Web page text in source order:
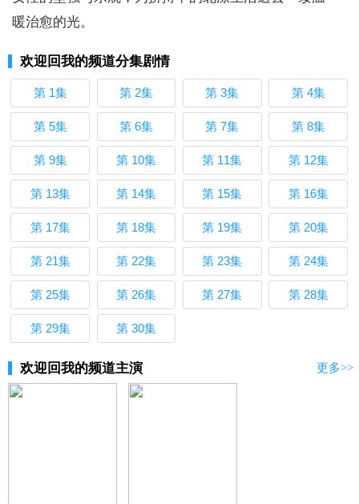
暖治愈的光。
欢迎回我的频道分集剧情
第 1集 第 2集 第 3集 第 4集
第 5集 第 6集 第 7集 第 8集
第 9集 第 10集 第 11集 第 12集
第 13集 第 14集 第 15集 第 16集
第 17集 第 18集 第 19集 第 20集
第 21集 第 22集 第 23集 第 24集
第 25集 第 26集 第 27集 第 28集
第 29集 第 30集
更多>>
欢迎回我的频道主演